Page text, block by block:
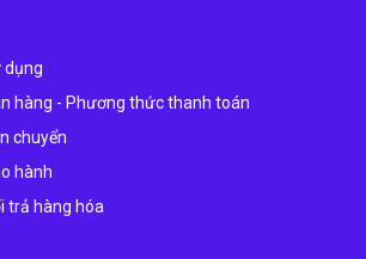
dụng
hàng - Phương thức thanh toán
chuyển
hành
trả hàng hóa